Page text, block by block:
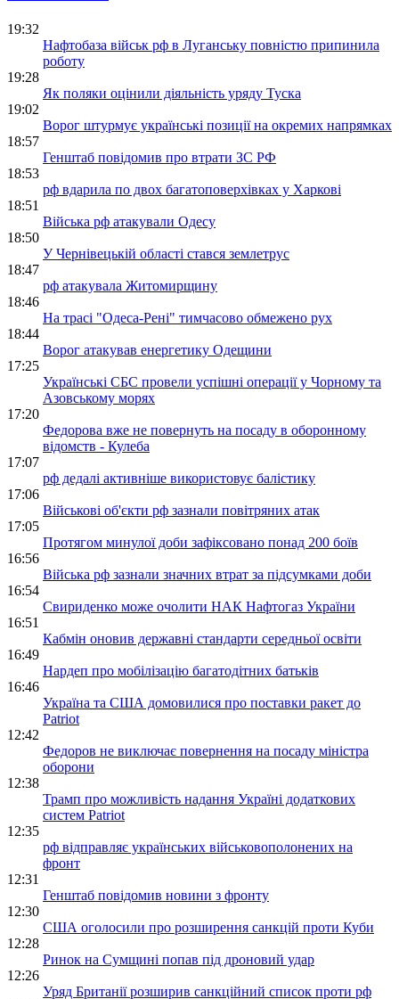
19:32
Нафтобаза військ рф в Луганську повністю припинила
роботу
19:28
Як поляки оцінили діяльність уряду Туска
19:02
Ворог штурмує українські позиції на окремих напрямках
18:57
Генштаб повідомив про втрати ЗС РФ
18:53
рф вдарила по двох багатоповерхівках у Харкові
18:51
Війська рф атакували Одесу
18:50
У Чернівецькій області стався землетрус
18:47
рф атакувала Житомирщину
18:46
На трасі "Одеса-Рені" тимчасово обмежено рух
18:44
Ворог атакував енергетику Одещини
17:25
Українські СБС провели успішні операції у Чорному та
Азовському морях
17:20
Федорова вже не повернуть на посаду в оборонному
відомств - Кулеба
17:07
рф дедалі активніше використовує балістику
17:06
Військові об'єкти рф зазнали повітряних атак
17:05
Протягом минулої доби зафіксовано понад 200 боїв
16:56
Війська рф зазнали значних втрат за підсумками доби
16:54
Свириденко може очолити НАК Нафтогаз України
16:51
Кабмін оновив державні стандарти середньої освіти
16:49
Нардеп про мобілізацію багатодітних батьків
16:46
Україна та США домовилися про поставки ракет до
Patriot
12:42
Федоров не виключає повернення на посаду міністра
оборони
12:38
Трамп про можливість надання Україні додаткових
систем Patriot
12:35
рф відправляє українських військовополонених на
фронт
12:31
Генштаб повідомив новини з фронту
12:30
США оголосили про розширення санкцій проти Куби
12:28
Ринок на Сумщині попав під дроновий удар
12:26
Уряд Британії розширив санкційний список проти рф